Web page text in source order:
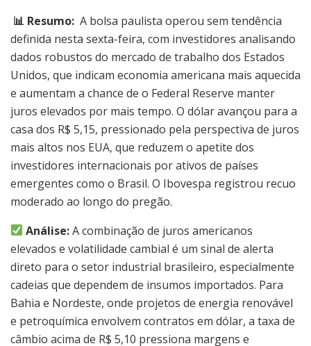
📊 Resumo: A bolsa paulista operou sem tendência
definida nesta sexta-feira, com investidores analisando
dados robustos do mercado de trabalho dos Estados
Unidos, que indicam economia americana mais aquecida
e aumentam a chance de o Federal Reserve manter
juros elevados por mais tempo. O dólar avançou para a
casa dos R$ 5,15, pressionado pela perspectiva de juros
mais altos nos EUA, que reduzem o apetite dos
investidores internacionais por ativos de países
emergentes como o Brasil. O Ibovespa registrou recuo
moderado ao longo do pregão.
Análise:A combinação de juros americanos
elevados e volatilidade cambial é um sinal de alerta
direto para o setor industrial brasileiro, especialmente
cadeias que dependem de insumos importados. Para
Bahia e Nordeste, onde projetos de energia renovável
e petroquímica envolvem contratos em dólar, a taxa de
câmbio acima de R$ 5,10 pressiona margens e